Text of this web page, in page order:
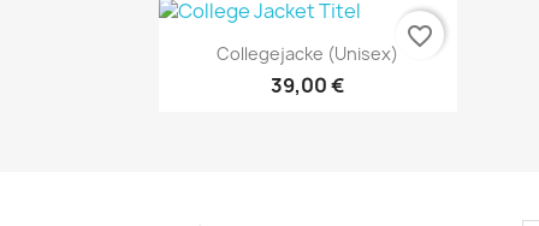
Vorschau
Collegejacke (Unisex)
39,00 €
favorite_border